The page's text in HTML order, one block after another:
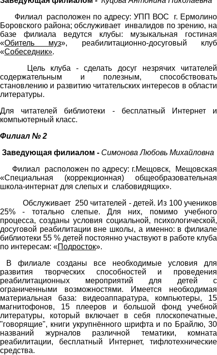
Филиал расположен по адресу: УПП ВОС г. Ермолино
Боровского района; обслуживает инвалидов по зрению, на
базе филиала ведутся клубы: музыкальная гостиная
«Обитель муз», реабилитационно-досуговый клуб
«Собеседник».
Цель клуба - сделать досуг незрячих читателей
содержательным и полезным, способствовать
становлению и развитию читательских интересов в области
литературы.
Для читателей библиотеки - бесплатный Интернет и
компьютерный класс.
Филиал № 2
Заведующая филиалом - Симонова Любовь Михайловна
Филиал расположен по адресу: г.Мещовск, Мещовская
«Специальная (коррекционная) общеобразовательная
школа-интернат для слепых и слабовидящих».
Обслуживает 250 читателей - детей. Из 100 учеников
25% - тотально слепые. Для них, помимо учебного
процесса, созданы условия социальной, психологической,
досуговой реабилитации вне школы, а именно: в филиале
библиотеки 55 % детей постоянно участвуют в работе клуба
по интересам: «Подросток».
В филиале созданы все необходимые условия для
развития творческих способностей и проведения
реабилитационных мероприятий для детей с
ограниченными возможностями. Имеется необходимая
материальная база: видеоаппаратура, компьютеры, 15
магнитофонов, 15 плееров и большой фонд учебной
литературы, который включает в себя плоскопечатные,
"говорящие", книги укрупнённого шрифта и по Брайлю, 30
названий журналов различной тематики, комната
реабилитации, бесплатный Интернет, тифлотехнические
средства.